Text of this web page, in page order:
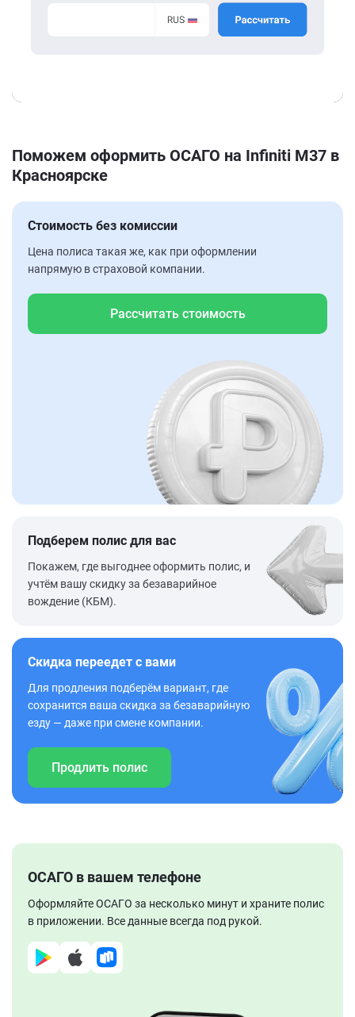
Поможем оформить ОСАГО на Infiniti M37 в
Красноярске
Стоимость без комиссии
Цена полиса такая же, как при оформлении
напрямую в страховой компании.
Рассчитать стоимость
Подберем полис для вас
Покажем, где выгоднее оформить полис, и
учтём вашу скидку за безаварийное
вождение (КБМ).
Скидка переедет с вами
Для продления подберём вариант, где
сохранится ваша скидка за безаварийную
езду — даже при смене компании.
Продлить полис
ОСАГО в вашем телефоне
Оформляйте ОСАГО за несколько минут и храните полис
в приложении. Все данные всегда под рукой.